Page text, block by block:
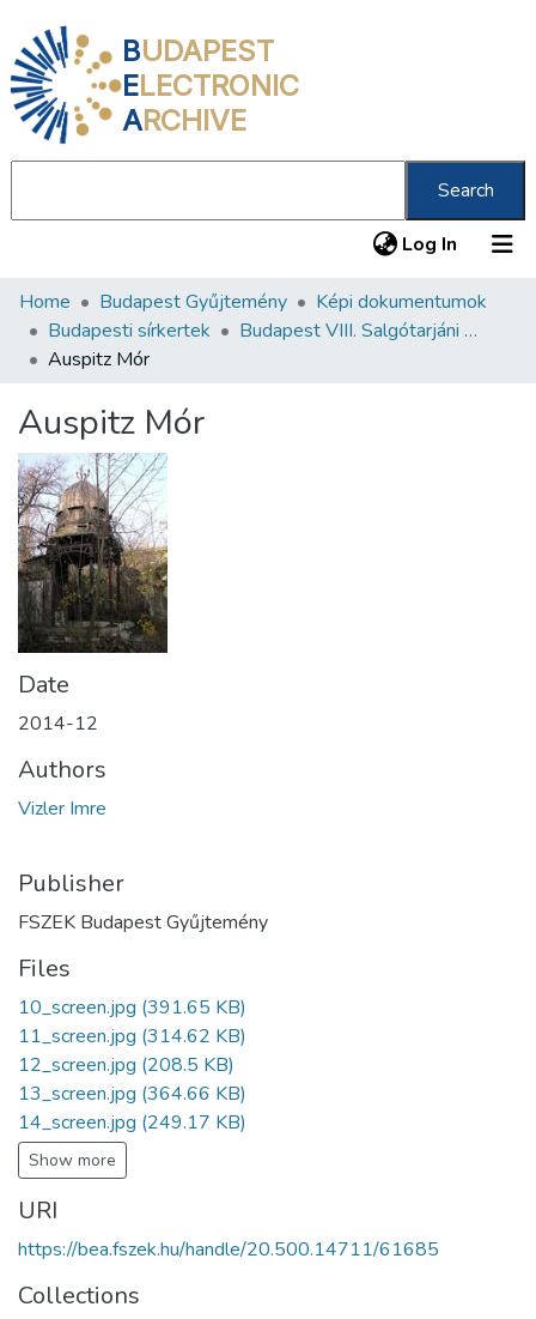
BUDAPEST
ELECTRONIC
ARCHIVE
Search
Log In (current)
Communities & Collections
All of DSpace
About us
Home Budapest Gyűjtemény
Képi dokumentumok
Budapesti sírkertek
Budapest VIII. Salgótarjáni úti Neológ Zsidó Temető
Auspitz Mór
Auspitz Mór
Date
2014-12
Authors
Vizler Imre
Publisher
FSZEK Budapest Gyűjtemény
Files
10_screen.jpg (391.65 KB)
11_screen.jpg (314.62 KB)
12_screen.jpg (208.5 KB)
13_screen.jpg (364.66 KB)
14_screen.jpg (249.17 KB)
Show more
URI
https://bea.fszek.hu/handle/20.500.14711/61685
Collections